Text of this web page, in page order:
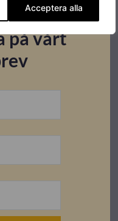
Acceptera alla
på vårt